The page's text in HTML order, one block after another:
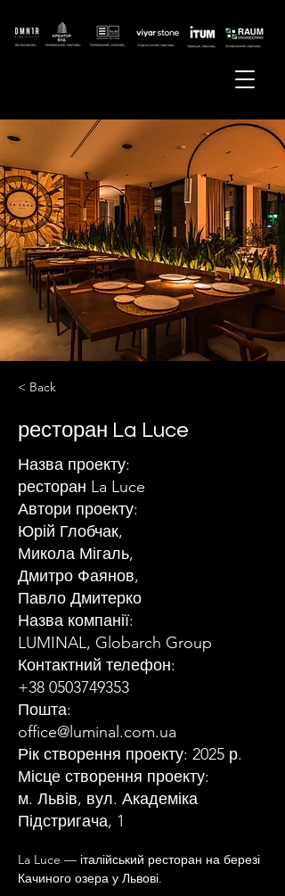
< Back
ресторан La Luce
Назва проекту:
ресторан La Luce
Автори проекту:
Юрій Глобчак,
Микола Мігаль,
Дмитро Фаянов,
Павло Дмитерко
Назва компанії:
LUMINAL, Globarch Group
Контактний телефон:
+38 0503749353
Пошта:
office@luminal.com.ua
Рік створення проекту: 2025 р.
Місце створення проекту:
м. Львів, вул. Академіка
Підстригача, 1
La Luce — італійський ресторан на березі
Качиного озера у Львові.